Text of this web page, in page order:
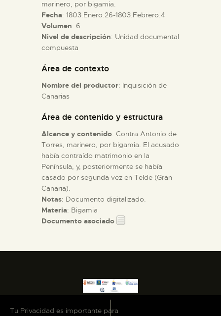
EL MUSEO
DIDÁCTICA
ESPAÑOL
marinero, por bigamia.
Fecha: 1803.Enero.26-1803.Febrero.4
Volumen: 6
Nivel de descripción: Unidad documental
compuesta
Área de contexto
Nombre del productor: Inquisición de
Canarias
Área de contenido y estructura
Alcance y contenido: Contra Antonio de
Torres, marinero, por bigamia. El acusado
había contraído matrimonio en la
Península, y, posteriormente se había
casado por segunda vez en Telde (Gran
Canaria).
Notas: Documento digitalizado.
Materia: Bigamia
Documento asociado
Tu Privacidad es importante para